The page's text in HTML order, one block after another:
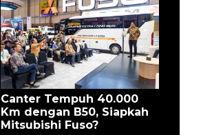
Canter Tempuh 40.000
Km dengan B50, Siapkah
Mitsubishi Fuso?